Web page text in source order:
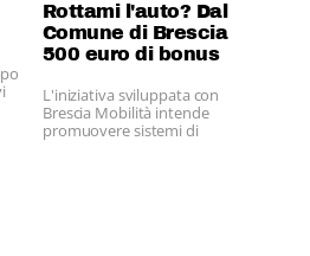
Rottami l'auto? Dal
Comune di Brescia
500 euro di bonus
L'iniziativa sviluppata con
Brescia Mobilità intende
promuovere sistemi di